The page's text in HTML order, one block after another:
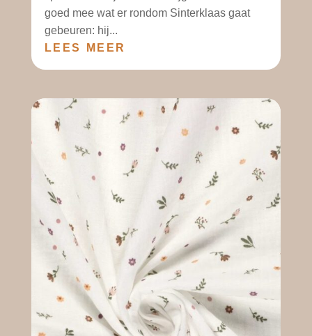
goed mee wat er rondom Sinterklaas gaat
gebeuren: hij...
LEES MEER